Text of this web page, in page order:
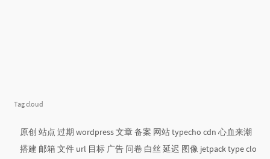
Tag cloud
原创 站点 过期 wordpress文章备案 网站typecho cdn 心血来潮
搭建 邮箱 文件 url 目标 广告 问卷 白丝 延迟 图像 jetpacktypeclo